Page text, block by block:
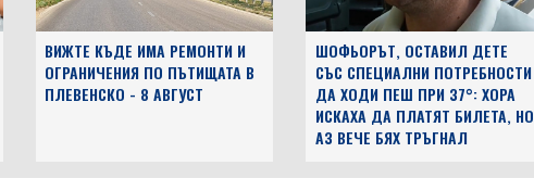
ВИЖТЕ КЪДЕ ИМА РЕМОНТИ И
ОГРАНИЧЕНИЯ ПО ПЪТИЩАТА В
ПЛЕВЕНСКО - 8 АВГУСТ
ШОФЬОРЪТ, ОСТАВИЛ ДЕТЕ
СЪС СПЕЦИАЛНИ ПОТРЕБНОСТИ
ДА ХОДИ ПЕШ ПРИ 37°: ХОРА
ИСКАХА ДА ПЛАТЯТ БИЛЕТА, НО
АЗ ВЕЧЕ БЯХ ТРЪГНАЛ